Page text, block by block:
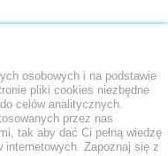
osobowych i na podstawie
pliki cookies niezbędne
celów analitycznych.
przez nas
tak aby dać Ci pełną wiedzę
Zapoznaj się z